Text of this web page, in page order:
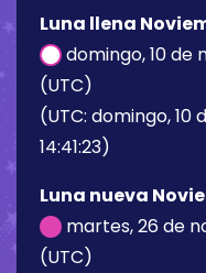
Luna llena
domingo, 10 de
(UTC)
(UTC: domingo, 10
14:41:23)
Luna nueva
martes, 26 de
(UTC)